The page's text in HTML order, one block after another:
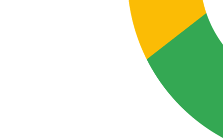
Mundial 2026 La